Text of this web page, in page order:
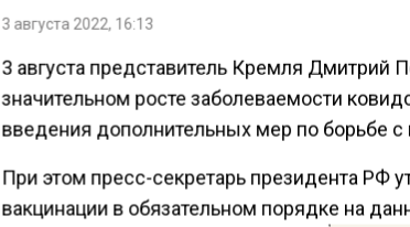
3 августа 2022, 16:13
3 августа представитель Кремля Дмитрий
значительном росте заболеваемости
введения дополнительных мер по борьбе с
При этом пресс-секретарь президента РФ
вакцинации в обязательном порядке на